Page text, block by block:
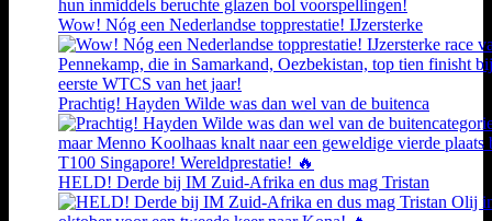
Wow! Nóg een Nederlandse topprestatie! IJzersterke
Prachtig! Hayden Wilde was dan wel van de buitenca
HELD! Derde bij IM Zuid-Afrika en dus mag Tristan